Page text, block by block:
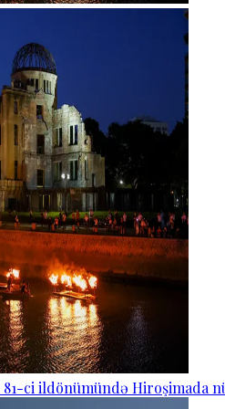
ci ildönümündə Hiroşimada